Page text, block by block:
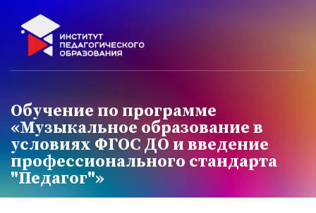
Обучение по программе
«Музыкальное образование в
условиях ФГОС ДО и введение
профессионального стандарта
"Педагог"»